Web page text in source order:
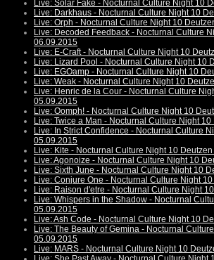
Live: Solar Fake - Nocturnal Culture Night 10
Live: Darkhaus - Nocturnal Culture Night 10
Live: Orph - Nocturnal Culture Night 10
Live: Decoded Feedback - Nocturnal Culture
06.09.2015
Live: E-Craft - Nocturnal Culture Night 10
Live: Lizard Pool - Nocturnal Culture Night 10
Live: EGOamp - Nocturnal Culture Night 10
Live: Weak - Nocturnal Culture Night 10
Live: Henric de la Cour - Nocturnal Culture
05.09.2015
Live: Oomph! - Nocturnal Culture Night 10
Live: Twice a Man - Nocturnal Culture Night
Live: In Strict Confidence - Nocturnal Culture
05.09.2015
Live: Kite - Nocturnal Culture Night 10
Live: Agonoize - Nocturnal Culture Night 10
Live: Sixth June - Nocturnal Culture Night 10
Live: Conjure One - Nocturnal Culture Night
Live: Raison d'etre - Nocturnal Culture Night
Live: Whispers in the Shadow - Nocturnal
05.09.2015
Live: Ash Code - Nocturnal Culture Night 10
Live: The Beauty of Gemina - Nocturnal
05.09.2015
Live: MARS - Nocturnal Culture Night 10